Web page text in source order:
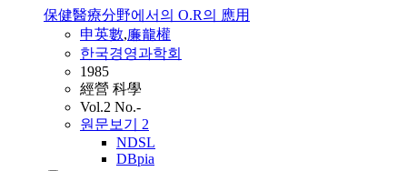
保健醫療分野에서의 O.R의 應用
申英數,廉龍權
한국경영과학회
1985
經營 科學
Vol.2 No.-
원문보기 2
NDSL
DBpia